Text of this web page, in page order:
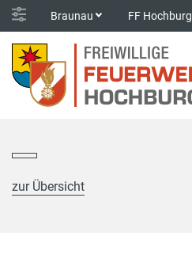
Braunau FF Hochburg
zur Übersicht